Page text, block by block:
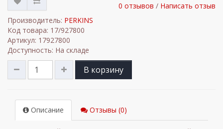
0 отзывов / Написать отзыв
Производитель: PERKINS
Код товара: 17/927800
Артикул: 17927800
Доступность: На складе
В корзину
Описание Отзывы (0)